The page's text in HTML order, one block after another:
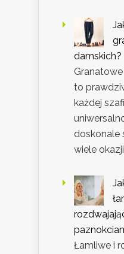
to
każdej
doskonale
wiele
Łamliwe i